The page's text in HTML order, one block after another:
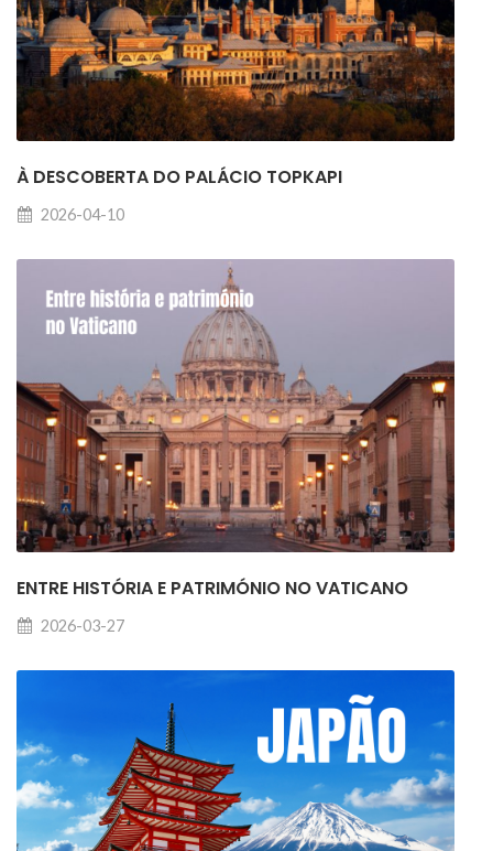
À DESCOBERTA DO PALÁCIO TOPKAPI
2026-04-10
ENTRE HISTÓRIA E PATRIMÓNIO NO VATICANO
2026-03-27